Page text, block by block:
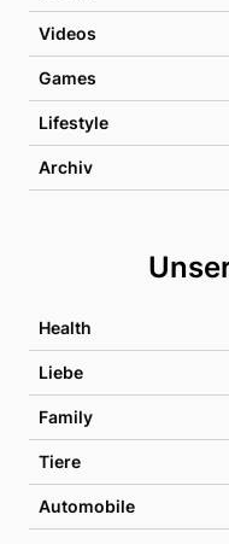
Videos
Games
Lifestyle
Archiv
Health
Liebe
Family
Tiere
Automobile